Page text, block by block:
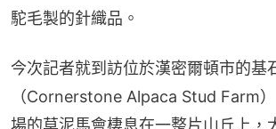
駝毛製的針織品。
今次記者就到訪位於漢密爾頓市的基
（Cornerstone Alpaca Stud Farm
場的草泥馬會棲息在一整片山丘上，